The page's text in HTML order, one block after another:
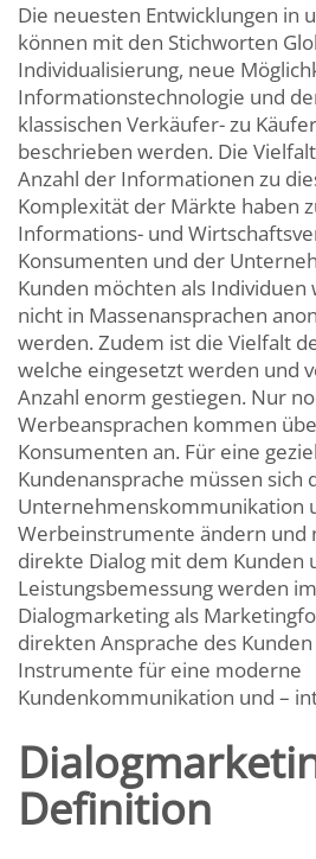
Die neuesten Entwicklungen in
können mit den Stichworten
Individualisierung, neue
Informationstechnologie und
klassischen Verkäufer- zu
beschrieben werden. Die
Anzahl der Informationen zu
Komplexität der Märkte haben
Informations- und
Konsumenten und der
Kunden möchten als
nicht in Massenansprachen
werden. Zudem ist die Vielfalt
welche eingesetzt werden und
Anzahl enorm gestiegen. Nur
Werbeansprachen kommen
Konsumenten an. Für eine
Kundenansprache müssen sich
Unternehmenskommunikation
Werbeinstrumente ändern und
direkte Dialog mit dem Kunden
Leistungsbemessung werden
Dialogmarketing als
direkten Ansprache des
Instrumente für eine moderne
Kundenkommunikation und –
Definition